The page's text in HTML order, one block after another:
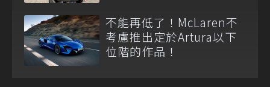
不能再低了！McLaren不
考慮推出定於Artura以下
位階的作品！